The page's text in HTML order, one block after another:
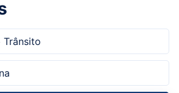
Trânsito